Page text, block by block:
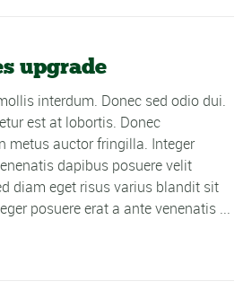
upgrade
interdum. Donec sed odio dui.
est at lobortis. Donec
metus auctor fringilla. Integer
dapibus posuere velit
diam eget risus varius blandit sit
posuere erat a ante venenatis ...